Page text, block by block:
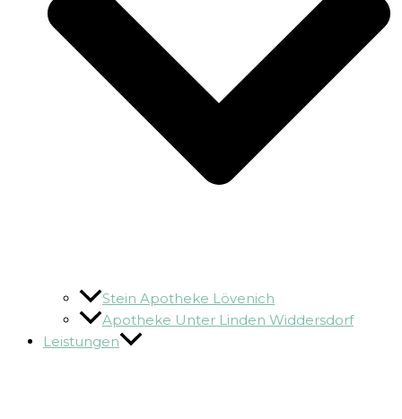
Stein Apotheke Lövenich
Apotheke Unter Linden Widdersdorf
Leistungen